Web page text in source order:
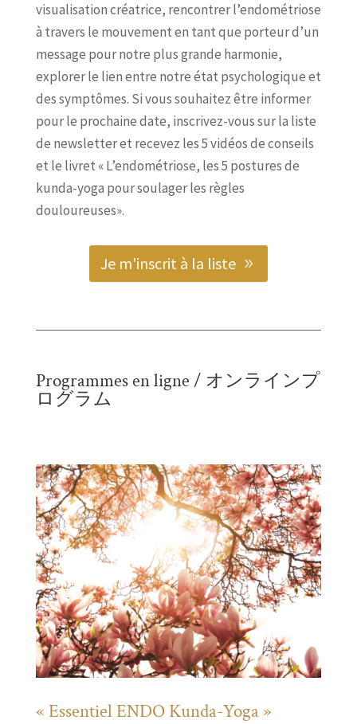
visualisation créatrice, rencontrer l’endométriose
à travers le mouvement en tant que porteur d’un
message pour notre plus grande harmonie,
explorer le lien entre notre état psychologique et
des symptômes. Si vous souhaitez être informer
pour le prochaine date, inscrivez-vous sur la liste
de newsletter et recevez les 5 vidéos de conseils
et le livret « L’endométriose, les 5 postures de
kunda-yoga pour soulager les règles
douloureuses».
Je m'inscrit à la liste
Programmes en ligne / オンラインプ
ログラム
« Essentiel ENDO Kunda-Yoga »